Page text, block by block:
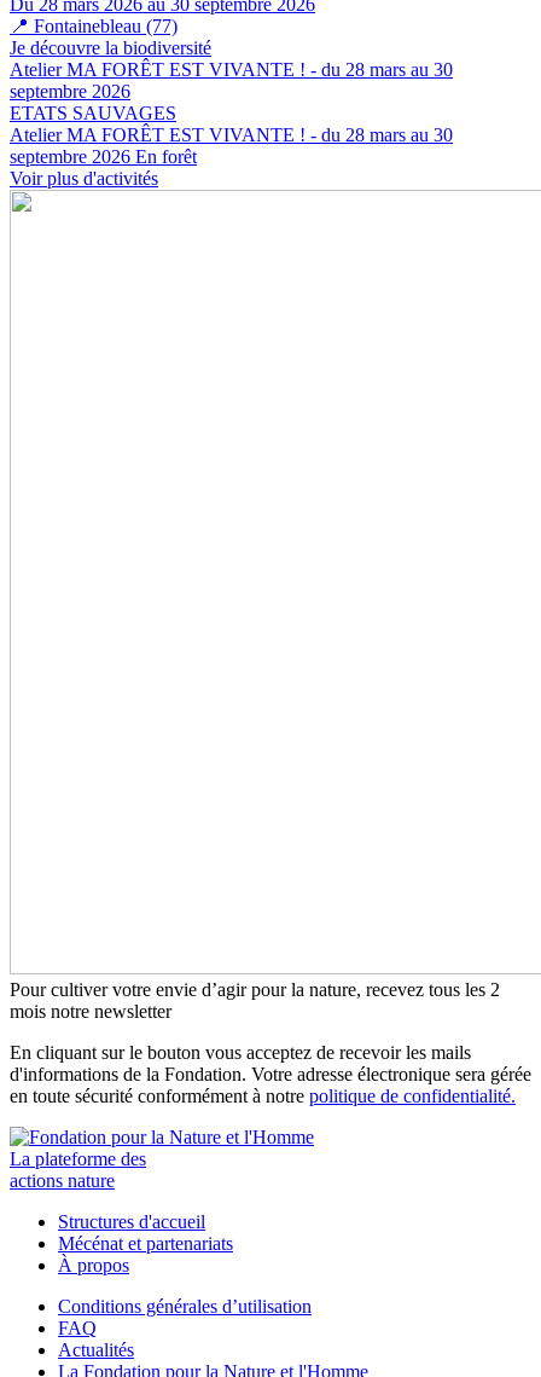
📍 Fontainebleau (77)
Je découvre la biodiversité
Atelier MA FORÊT EST VIVANTE ! - du 28 mars au 30
septembre 2026
ETATS SAUVAGES
Atelier MA FORÊT EST VIVANTE ! - du 28 mars au 30
septembre 2026 En forêt
Voir plus d'activités
Pour cultiver votre envie d’agir pour la nature, recevez tous les 2
mois notre newsletter
En cliquant sur le bouton vous acceptez de recevoir les mails
d'informations de la Fondation. Votre adresse électronique sera gérée
en toute sécurité conformément à notre politique de confidentialité.
La plateforme des
actions nature
Structures d'accueil
Mécénat et partenariats
À propos
Conditions générales d’utilisation
FAQ
Actualités
La Fondation pour la Nature et l'Homme